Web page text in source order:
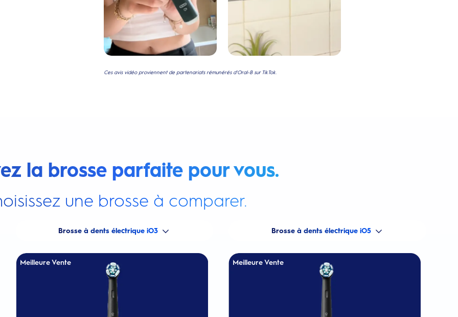
Ces avis vidéo proviennent de partenariats rémunérés d'Oral-B sur TikTok.
la brosse parfaite pour vous.
une brosse à comparer.
Brosse à dents électrique iO3
Meilleure Vente
Brosse à dents électrique iO5
Meilleure Vente